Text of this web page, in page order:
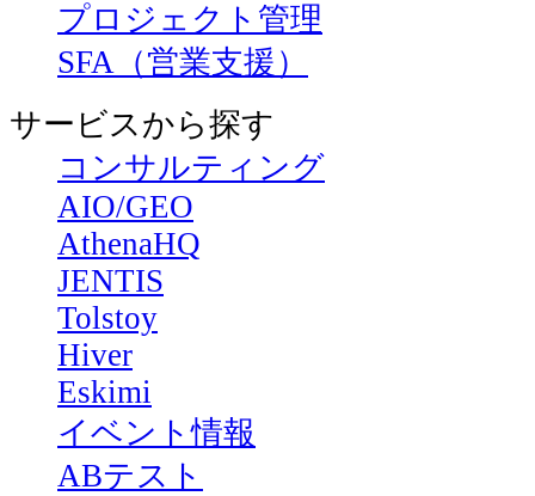
プロジェクト管理
SFA（営業支援）
サービスから探す
コンサルティング
AIO/GEO
AthenaHQ
JENTIS
Tolstoy
Hiver
Eskimi
イベント情報
ABテスト